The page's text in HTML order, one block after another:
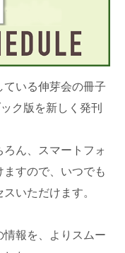
ている伸芽会の冊子
ク版を新しく発刊
ん、スマートフォ
すので、いつでも
いただけます。
報を、よりスムー